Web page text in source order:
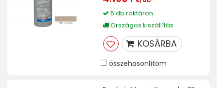
5 db raktáron
Országos kiszállítás
KOSÁRBA
összehasonlítom